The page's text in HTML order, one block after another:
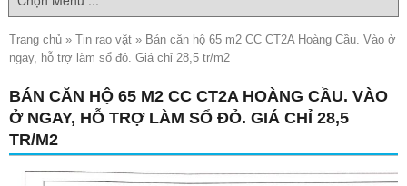
Trang chủ » Tin rao vặt » Bán căn hộ 65 m2 CC CT2A Hoàng Cầu. Vào ở
ngay, hỗ trợ làm sổ đỏ. Giá chỉ 28,5 tr/m2
BÁN CĂN HỘ 65 M2 CC CT2A HOÀNG CẦU. VÀO
Ở NGAY, HỖ TRỢ LÀM SỔ ĐỎ. GIÁ CHỈ 28,5
TR/M2